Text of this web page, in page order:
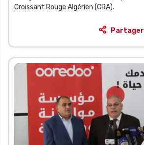
Croissant Rouge Algérien (CRA).
Partager